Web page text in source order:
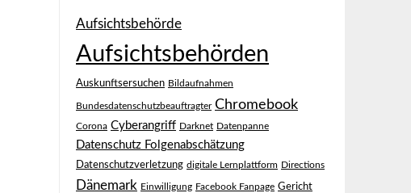
Aufsichtsbehörde
Aufsichtsbehörden
Auskunftsersuchen Bildaufnahmen
Bundesdatenschutzbeauftragter Chromebook
Corona Cyberangriff Darknet Datenpanne
Datenschutz Folgenabschätzung
Datenschutzverletzung digitale Lernplattform Directions
Dänemark Einwilligung Facebook Fanpage Gericht